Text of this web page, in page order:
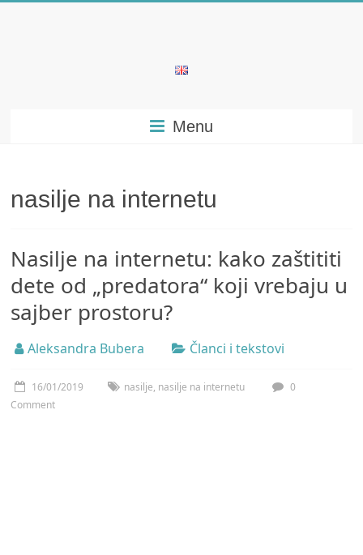
psihijatrije
Menu
nasilje na internetu
Nasilje na internetu: kako zaštititi
dete od „predatora“ koji vrebaju u
sajber prostoru?
Aleksandra Bubera Članci i tekstovi
16/01/2019 nasilje, nasilje na internetu
0
Comment